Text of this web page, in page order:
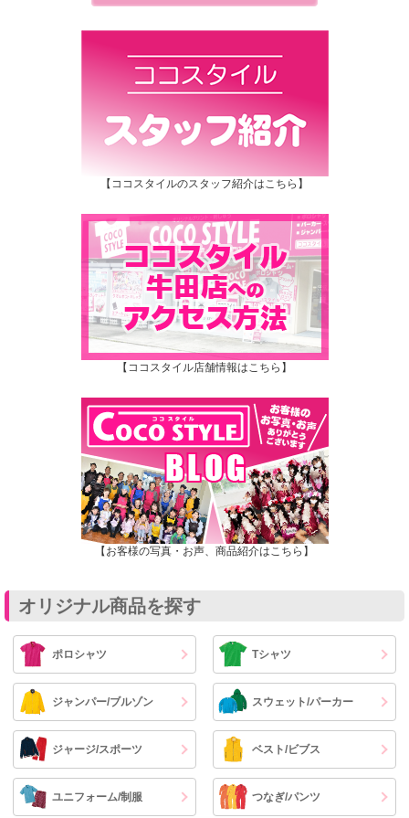
【ココスタイルのスタッフ紹介はこちら】
【ココスタイル店舗情報はこちら】
【お客様の写真・お声、商品紹介はこちら】
オリジナル商品を探す
ポロシャツ Tシャツ
ジャンパー/ブルゾン スウェット/パーカー
ジャージ/スポーツ ベスト/ビブス
ユニフォーム/制服 つなぎ/パンツ